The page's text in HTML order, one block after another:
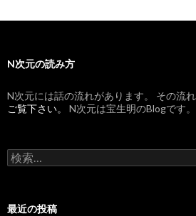
N次元の読み方
N次元には話の流れがあります。 その流
ご覧下さい。
N次元は宝生明のBlogです。
検索:
最近の投稿